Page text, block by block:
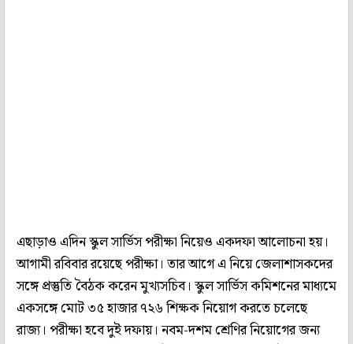
এছাড়াও এদিন স্কুল সার্ভিস পরীক্ষা নিয়েও একদফা আলোচনা হয়।
আগামী রবিবার রয়েছে পরীক্ষা। তার আগে এ নিয়ে জেলাশাসকদের
সঙ্গে প্রস্তুতি বৈঠক করেন মুখ্যসচিব। স্কুল সার্ভিস কমিশনের মাধ্যমে
একসঙ্গে মোট ৩৫ হাজার ৭২৬ শিক্ষক নিয়োগ করতে চলেছে
রাজ্য। পরীক্ষা হবে দুই দফায়। নবম-দশম শ্রেণির নিয়োগের জন্য